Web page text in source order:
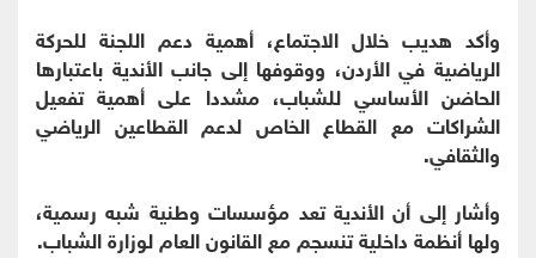
وأكد هديب خلال الاجتماع، أهمية دعم اللجنة للحركة
الرياضية في الأردن، ووقوفها إلى جانب الأندية باعتبارها
الحاضن الأساسي للشباب، مشددا على أهمية تفعيل
الشراكات مع القطاع الخاص لدعم القطاعين الرياضي
والثقافي.
وأشار إلى أن الأندية تعد مؤسسات وطنية شبه رسمية،
ولها أنظمة داخلية تنسجم مع القانون العام لوزارة الشباب.